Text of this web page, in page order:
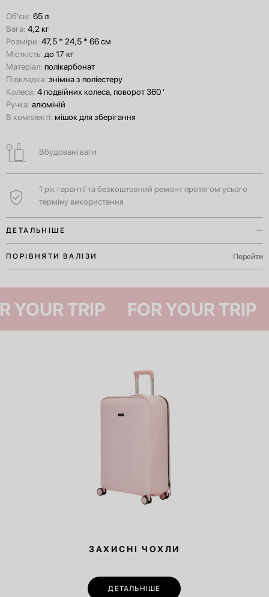
Об'єм: 65 л
Вага: 4,2 кг
Розміри: 47,5 * 24,5 * 66 см
Місткість: до 17 кг
Матеріал: полікарбонат
Підкладка: знімна з поліестеру
Колеса: 4 подвійних колеса, поворот 360 '
Ручка: алюміній
В комплекті: мішок для зберігання
Вбудовані ваги
1 рік гарантії та безкоштовний ремонт протягом усього
терміну використання
ДЕТАЛЬНІШЕ
Вбудовані ваги допоможуть вам самостійно дізнатись вагу вашого
багажу ще до прибуття в аеропорт.
транспортування як у вертикальному, так і в горизонтальному
положенні.
ПОРІВНЯТИ ВАЛІЗИ Перейти
YOUR TRIP FOR YOUR
ЗАХИСНІ ЧОХЛИ
ДЕТАЛЬНІШЕ